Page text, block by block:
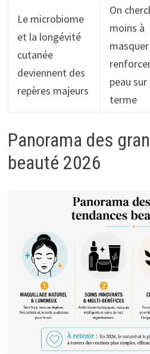
Le microbiome
et la longévité
cutanée
deviennent des
repères majeurs
On
moins à
masquer
peau
terme
Panorama des
beauté 2026